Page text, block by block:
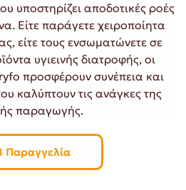
υποστηρίζει αποδοτικές ροές
Είτε παράγετε χειροποίητα
είτε τους ενσωματώνετε σε
υγιεινής διατροφής, οι
προσφέρουν συνέπεια και
καλύπτουν τις ανάγκες της
παραγωγής.
Παραγγελία